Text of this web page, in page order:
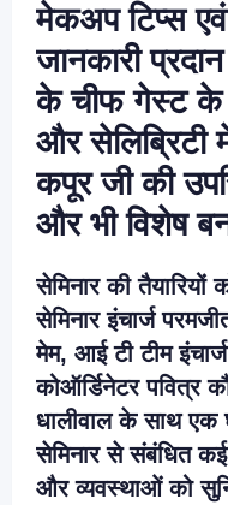
मेकअप टिप्स
जानकारी
के चीफ गेस्ट के
और
कपूर जी की
और भी विशेष
सेमिनार की
सेमिनार इंचार्ज
मेम, आई टी टीम
कोऑर्डिनेटर पवित्र
धालीवाल के साथ
सेमिनार से संबंधित कई
और व्यवस्थाओं को